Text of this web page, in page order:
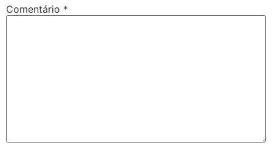
Comentário *